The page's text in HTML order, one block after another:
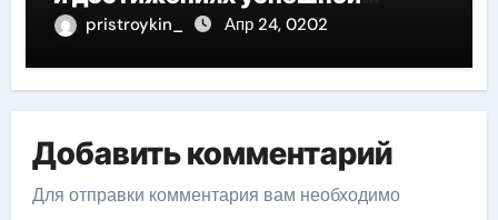
фигуристки
pristroykin_ Апр 24, 0202
Добавить комментарий
Для отправки комментария вам необходимо